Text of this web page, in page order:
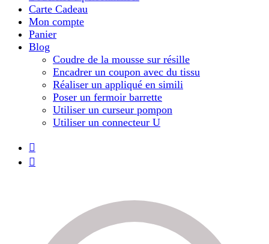
Carte Cadeau
Mon compte
Panier
Blog
Coudre de la mousse sur résille
Encadrer un coupon avec du tissu
Réaliser un appliqué en simili
Poser un fermoir barrette
Utiliser un curseur pompon
Utiliser un connecteur U